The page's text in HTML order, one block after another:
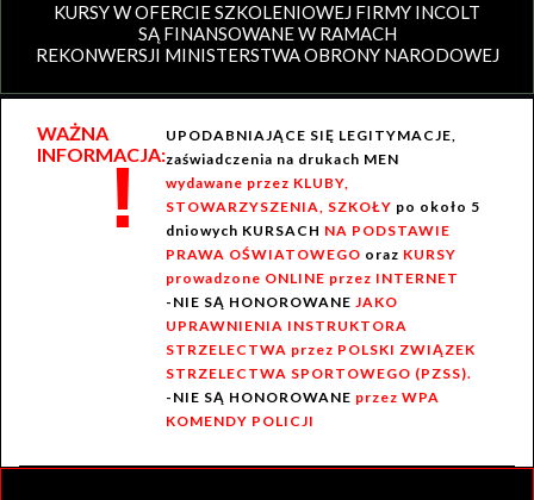
KURSY W OFERCIE SZKOLENIOWEJ FIRMY INCOLT
SĄ FINANSOWANE W RAMACH
REKONWERSJI MINISTERSTWA OBRONY NARODOWEJ
WAŻNA
INFORMACJA:
!
UPODABNIAJĄCE SIĘ LEGITYMACJE,
zaświadczenia na drukach MEN
wydawane przez KLUBY,
STOWARZYSZENIA, SZKOŁY po około 5
dniowych KURSACH NA PODSTAWIE
PRAWA OŚWIATOWEGO oraz KURSY
prowadzone ONLINE przez INTERNET
-NIE SĄ HONOROWANE JAKO
UPRAWNIENIA INSTRUKTORA
STRZELECTWA przez POLSKI ZWIĄZEK
STRZELECTWA SPORTOWEGO (PZSS).
-NIE SĄ HONOROWANE przez WPA
KOMENDY POLICJI